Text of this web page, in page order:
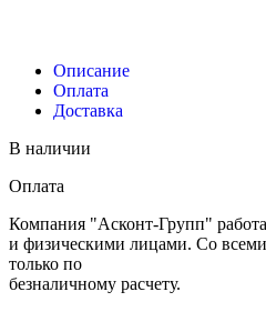
Описание
Оплата
Доставка
В наличии
Оплата
Компания "Асконт-Групп"
и физическими лицами. Со
только по
безналичному расчету.